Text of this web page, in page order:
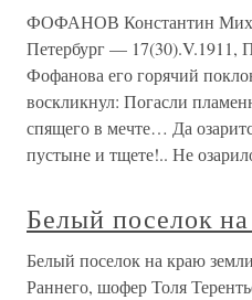
ФОФАНОВ Константин
Петербург — 17(30).V.1911,
Фофанова его горячий
воскликнул: Погасли
спящего в мечте… Да
пустыне и тщете!.. Не
Белый поселок
Белый поселок на краю
Раннего, шофер Толя